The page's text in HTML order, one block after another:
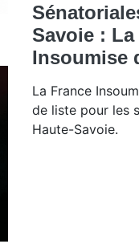
Savoie :
Insoumise
La France
de liste pour les
Haute-Savoie.